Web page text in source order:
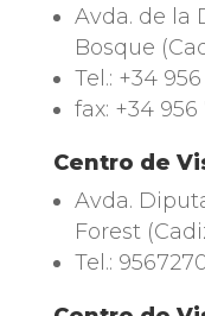
Avda. de la
Bosque
Tel.: +34
fax: +34 956
Centro de
Avda.
Forest
Tel.: